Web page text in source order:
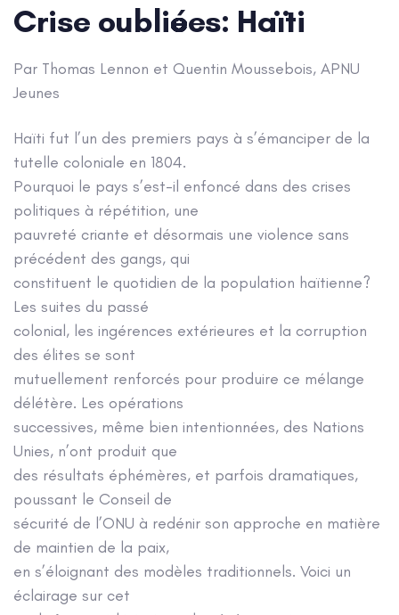
Crise oubliées: Haïti
Par Thomas Lennon et Quentin Moussebois, APNU
Jeunes
Haïti fut l’un des premiers pays à s’émanciper de la
tutelle coloniale en 1804.
Pourquoi le pays s’est-il enfoncé dans des crises
politiques à répétition, une
pauvreté criante et désormais une violence sans
précédent des gangs, qui
constituent le quotidien de la population haïtienne?
Les suites du passé
colonial, les ingérences extérieures et la corruption
des élites se sont
mutuellement renforcés pour produire ce mélange
délétère. Les opérations
successives, même bien intentionnées, des Nations
Unies, n’ont produit que
des résultats éphémères, et parfois dramatiques,
poussant le Conseil de
sécurité de l’ONU à redénir son approche en matière
de maintien de la paix,
en s’éloignant des modèles traditionnels. Voici un
éclairage sur cet